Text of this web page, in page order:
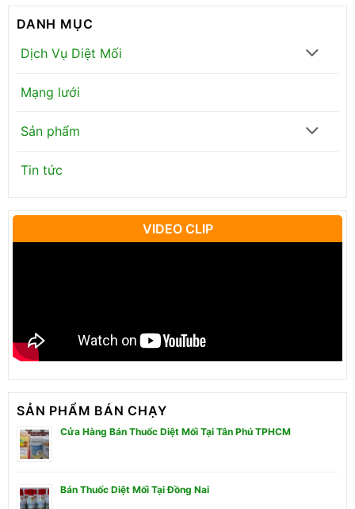
DANH MỤC
Dịch Vụ Diệt Mối
Mạng lưới
Sản phẩm
Tin tức
VIDEO CLIP
SẢN PHẨM BÁN CHẠY
Cửa Hàng Bán Thuốc Diệt Mối Tại Tân Phú TPHCM
Bán Thuốc Diệt Mối Tại Đồng Nai